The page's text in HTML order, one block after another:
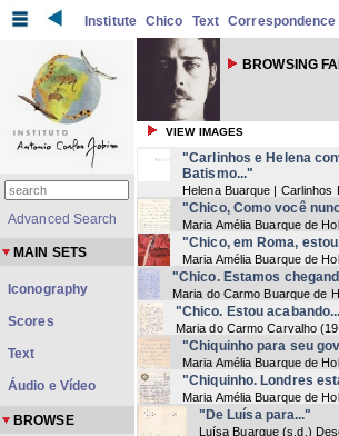
Institute Chico Text Correspondence
BROWSING
VIEW IMAGES
"Carlinhos e Helena
Batismo..."
Helena Buarque | Carlinhos
"Chico, Como você
Maria Amélia Buarque de
"Chico, em Roma,
Maria Amélia Buarque de
"Chico. Estamos
Maria do Carmo Buarque de
"Chico. Estou
Maria do Carmo Carvalho (
"Chiquinho para seu
Maria Amélia Buarque de
"Chiquinho. Londres
Maria Amélia Buarque de
"De Luísa para..."
Luísa Buarque (s.d. )
Advanced Search
MAIN SETS
Iconography
Scores
Text
Áudio e Vídeo
BROWSE